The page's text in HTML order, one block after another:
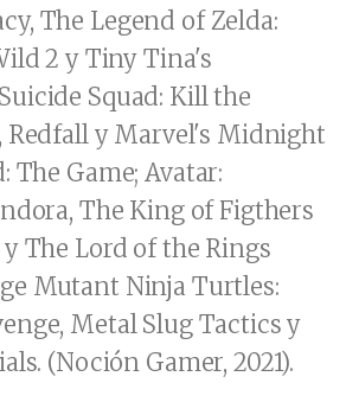
The Legend of Zelda:
2 y Tiny Tina's
Squad: Kill the
Redfall y Marvel's Midnight
The Game; Avatar:
The King of Figthers
The Lord of the Rings
Mutant Ninja Turtles:
Metal Slug Tactics y
(Noción Gamer, 2021).